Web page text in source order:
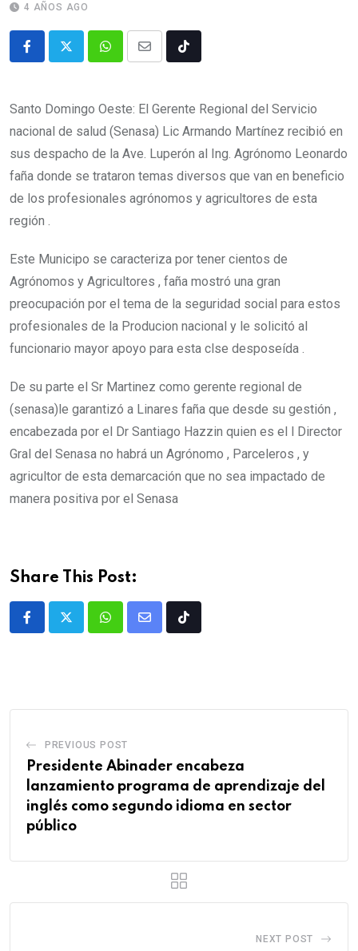
4 AÑOS AGO
Santo Domingo Oeste: El Gerente Regional del Servicio
nacional de salud (Senasa) Lic Armando Martínez recibió en
sus despacho de la Ave. Luperón al Ing. Agrónomo Leonardo
faña donde se trataron temas diversos que van en beneficio
de los profesionales agrónomos y agricultores de esta
región .
Este Municipo se caracteriza por tener cientos de
Agrónomos y Agricultores , faña mostró una gran
preocupación por el tema de la seguridad social para estos
profesionales de la Producion nacional y le solicitó al
funcionario mayor apoyo para esta clse desposeída .
De su parte el Sr Martinez como gerente regional de
(senasa)le garantizó a Linares faña que desde su gestión ,
encabezada por el Dr Santiago Hazzin quien es el l Director
Gral del Senasa no habrá un Agrónomo , Parceleros , y
agricultor de esta demarcación que no sea impactado de
manera positiva por el Senasa
Share This Post:
PREVIOUS POST
Presidente Abinader encabeza
lanzamiento programa de aprendizaje del
inglés como segundo idioma en sector
público
NEXT POST